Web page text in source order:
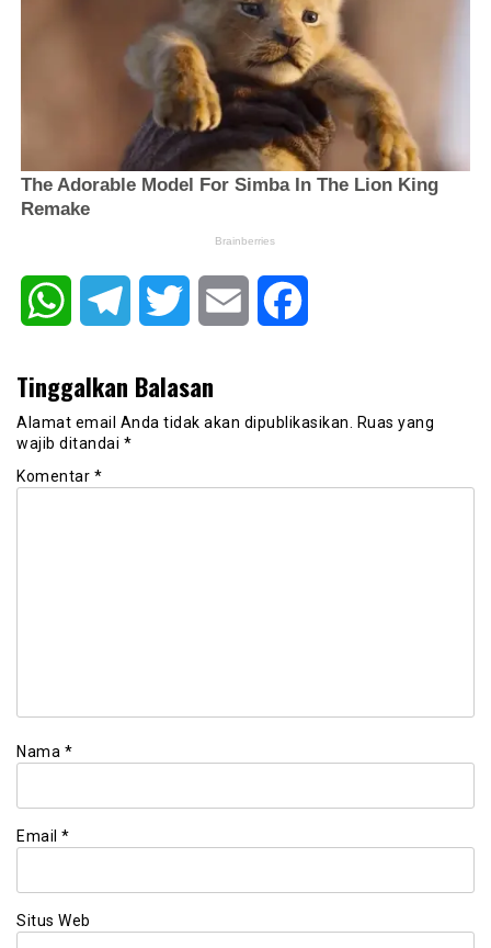
WhatsAppTelegram Twitter Email
Tinggalkan Balasan
Alamat email Anda tidak akan dipublikasikan.
Ruas yang
wajib ditandai *
Komentar *
Nama *
Email *
Situs Web